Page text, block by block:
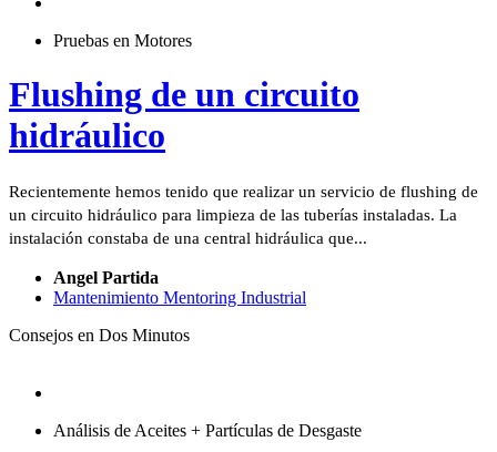
Pruebas en Motores
Flushing de un circuito
hidráulico
Recientemente hemos tenido que realizar un servicio de flushing de
un circuito hidráulico para limpieza de las tuberías instaladas. La
instalación constaba de una central hidráulica que...
Angel Partida
Mantenimiento Mentoring Industrial
Consejos en Dos Minutos
Análisis de Aceites + Partículas de Desgaste